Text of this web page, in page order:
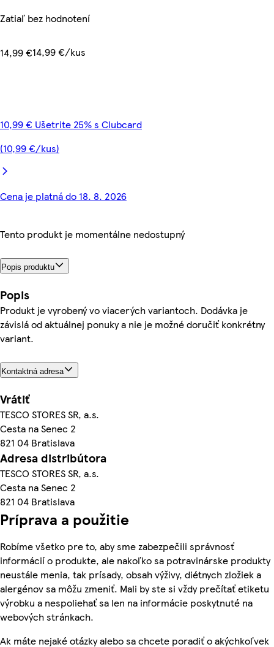
Zatiaľ bez hodnotení
14,99 €14,99 €/kus
10,99 € Ušetrite 25% s Clubcard
(10,99 €/kus)
Cena je platná do 18. 8. 2026
Tento produkt je momentálne nedostupný
Popis produktu
Popis
Produkt je vyrobený vo viacerých variantoch. Dodávka je
závislá od aktuálnej ponuky a nie je možné doručiť konkrétny
variant.
Kontaktná adresa
Vrátiť
TESCO STORES SR, a.s.
Cesta na Senec 2
821 04 Bratislava
Adresa distribútora
TESCO STORES SR, a.s.
Cesta na Senec 2
821 04 Bratislava
Príprava a použitie
Robíme všetko pre to, aby sme zabezpečili správnosť
informácií o produkte, ale nakoľko sa potravinárske produkty
neustále menia, tak prísady, obsah výživy, diétnych zložiek a
alergénov sa môžu zmeniť. Mali by ste si vždy prečítať etiketu
výrobku a nespoliehať sa len na informácie poskytnuté na
webových stránkach.
Ak máte nejaké otázky alebo sa chcete poradiť o akýchkoľvek